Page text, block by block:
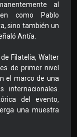
al
como Pablo
sino también un
Antía.
Filatelia, Walter
de primer nivel
el marco de una
internacionales.
del evento,
una muestra